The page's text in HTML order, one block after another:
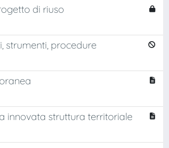
di riuso
strumenti, procedure
innovata struttura territoriale